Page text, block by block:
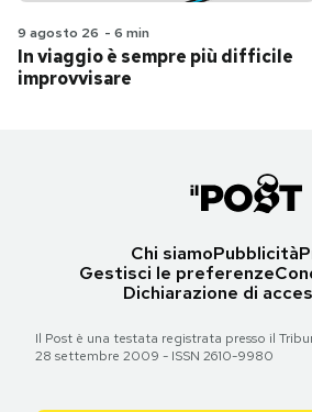
9 agosto 26 - 6 min
In viaggio è sempre più difficile
improvvisare
Chi siamoPubblicità
Gestisci le preferenze
Dichiarazione di
Il Post è una testata registrata presso il
28 settembre 2009 - ISSN 2610-9980